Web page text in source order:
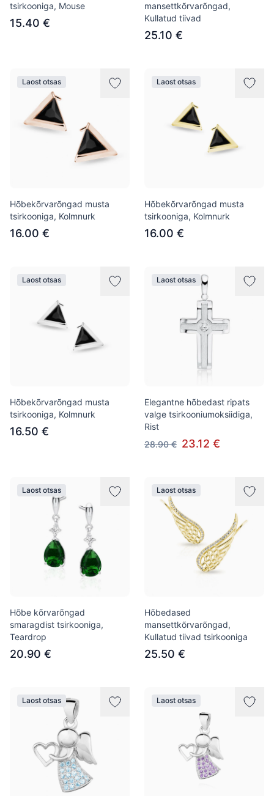
tsirkooniga, Mouse
15.40 €
mansettkõrvarõngad,
Kullatud tiivad
25.10 €
Laost otsas
Hõbekõrvarõngad musta
tsirkooniga, Kolmnurk
16.00 €
Laost otsas
Hõbekõrvarõngad musta
tsirkooniga, Kolmnurk
16.00 €
Laost otsas
Hõbekõrvarõngad musta
tsirkooniga, Kolmnurk
16.50 €
Laost otsas
Elegantne hõbedast ripats
valge tsirkooniumoksiidiga,
Rist
28.90 € 23.12 €
Laost otsas
Hõbe kõrvarõngad
smaragdist tsirkooniga,
Teardrop
20.90 €
Laost otsas
Hõbedased
mansettkõrvarõngad,
Kullatud tiivad tsirkooniga
25.50 €
Laost otsas Laost otsas